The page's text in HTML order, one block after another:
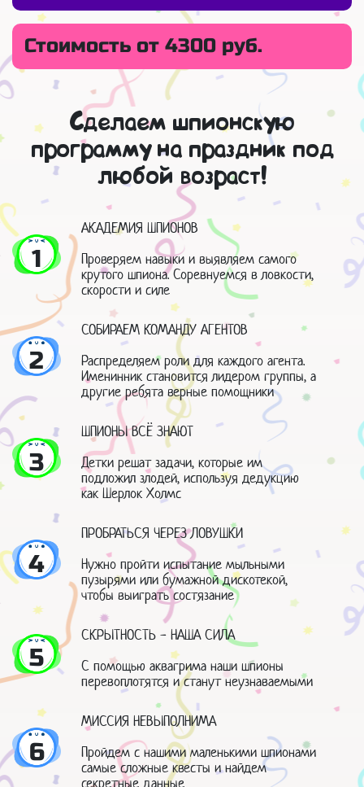
Стоимость от 4300 руб.
Сделаем шпионскую
программу на праздник под
любой возраст!
1
АКАДЕМИЯ ШПИОНОВ
Проверяем навыки и выявляем самого
крутого шпиона. Соревнуемся в ловкости,
скорости и силе
2
СОБИРАЕМ КОМАНДУ АГЕНТОВ
Распределяем роли для каждого агента.
Именинник становится лидером группы, а
другие ребята верные помощники
3
ШПИОНЫ ВСЁ ЗНАЮТ
Детки решат задачи, которые им
подложил злодей, используя дедукцию
как Шерлок Холмс
4
ПРОБРАТЬСЯ ЧЕРЕЗ ЛОВУШКИ
Нужно пройти испытание мыльными
пузырями или бумажной дискотекой,
чтобы выиграть состязание
5
СКРЫТНОСТЬ - НАША СИЛА
С помощью аквагрима наши шпионы
перевоплотятся и станут неузнаваемыми
6
МИССИЯ НЕВЫПОЛНИМА
Пройдем с нашими маленькими шпионами
самые сложные квесты и найдем
секретные данные